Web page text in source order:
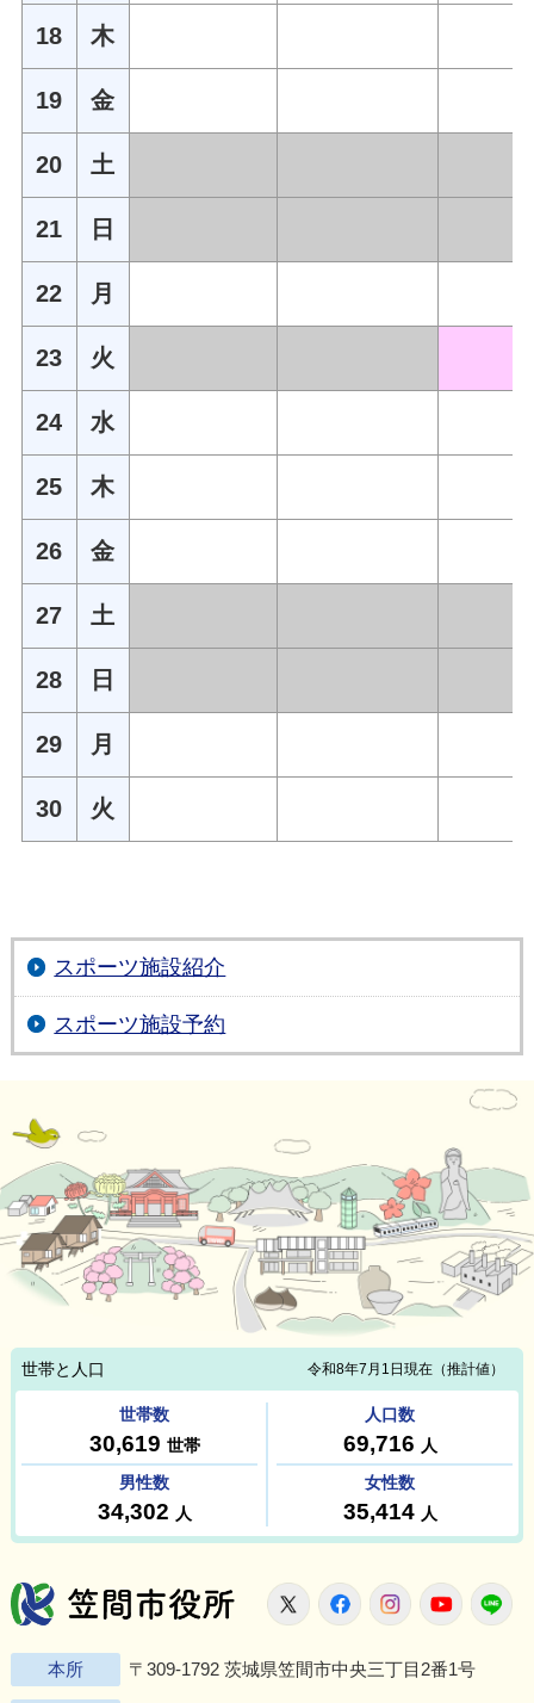
18 木
19 金
20 土
21 日
22 月
23 火
24 水
25 木
26 金
27 土
28 日
29 月
30 火
スポーツ施設紹介
スポーツ施設予約
笠間市役所
X FacebookInstagram
本所 〒309-1792 茨城県笠間市中央三丁目2番1号